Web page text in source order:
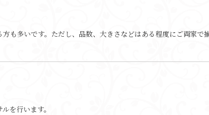
も多いです。ただし、品数、大きさなどはある程度にご両家で
を行います。